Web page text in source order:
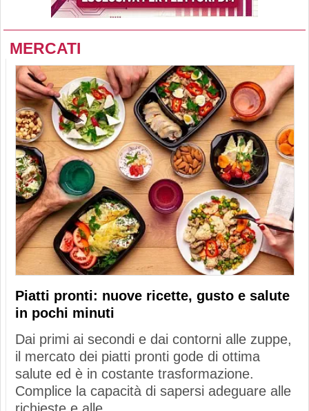
MERCATI
Piatti pronti: nuove ricette, gusto e salute
in pochi minuti
Dai primi ai secondi e dai contorni alle zuppe,
il mercato dei piatti pronti gode di ottima
salute ed è in costante trasformazione.
Complice la capacità di sapersi adeguare alle